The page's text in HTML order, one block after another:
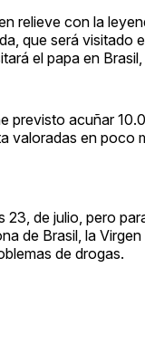
relieve con la
que será visitado
el papa en
previsto acuñar
valoradas en poco
de julio, pero
de Brasil, la
de drogas.